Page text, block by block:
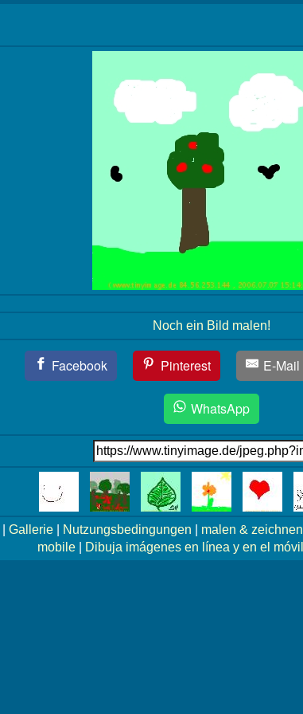
Noch ein Bild malen!
Facebook Pinterest E-Mail
WhatsApp
Gallerie Nutzungsbedingungen malen & zeichnen
mobile| Dibuja imágenes en línea y en el móvil